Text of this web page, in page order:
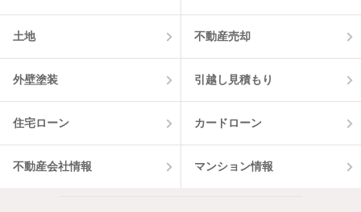
土地 不動産売却
外壁塗装 引越し見積もり
住宅ローン カードローン
不動産会社情報 マンション情報